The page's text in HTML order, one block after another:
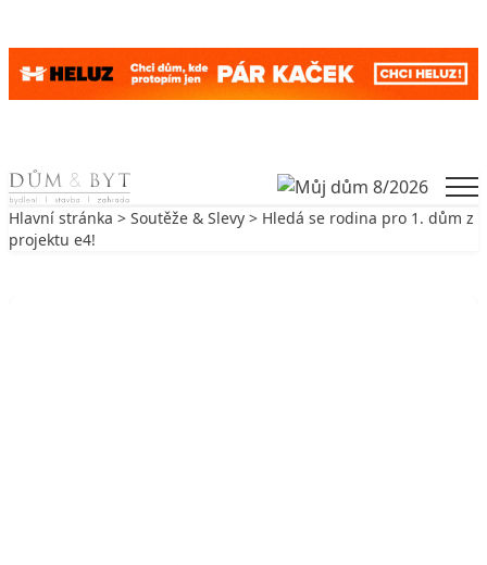
Skip to content
Hlavní stránka > Soutěže & Slevy > Hledá se rodina pro 1. dům z
projektu e4!